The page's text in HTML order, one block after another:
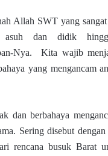
Allah SWT yang
dan didik
Nya. Kita wajib
yang mengancam
dan berbahaya
Sering disebut
rencana busuk Barat